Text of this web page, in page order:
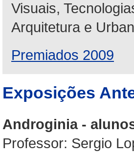
Visuais,
Arquitetura e
Premiados 2009
Exposições
Androginia -
Professor: Sergio